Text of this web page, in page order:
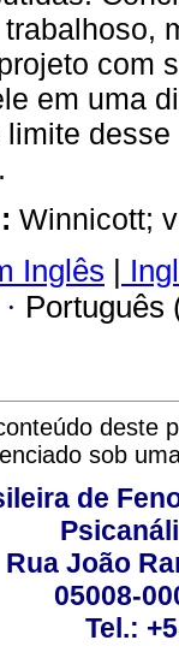
com
em uma
Winnicott;
Inglês |
· Português
deste
sob
de
Rua João
05008-
Tel.: